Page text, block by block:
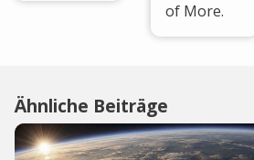
of More.
Ähnliche Beiträge